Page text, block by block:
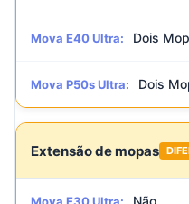
Mova E40 Ultra: Dois
Mova P50s Ultra: Dois
Extensão de mopas
Não